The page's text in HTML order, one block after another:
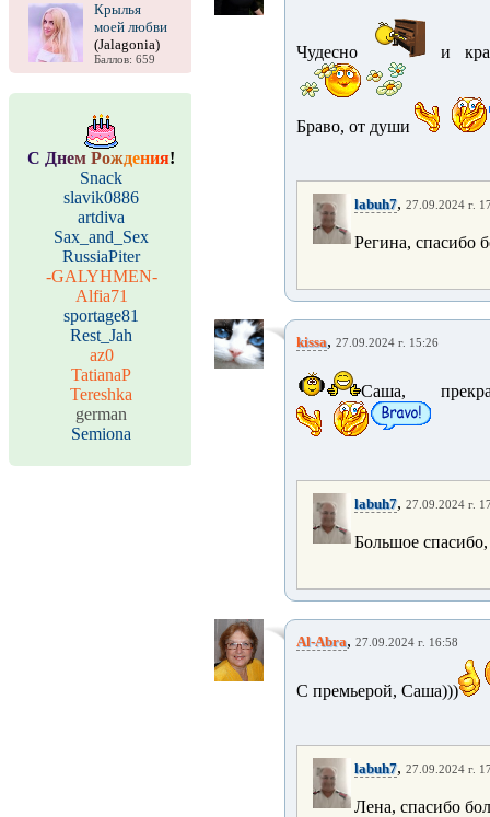
Крылья
моей любви
(Jalagonia)
Баллов: 659
С Днем Рождения!
Snack
slavik0886
artdiva
Sax_and_Sex
RussiaPiter
-GALYHMEN-
Alfia71
sportage81
Rest_Jah
az0
TatianaP
Tereshka
german
Semiona
Чудесно и
Браво, от души
labuh7, 27.09.2024 г.
Регина, спасибо
kissa, 27.09.2024 г. 15:26
Саша,
labuh7, 27.09.2024 г.
Большое
Al-Abra, 27.09.2024 г. 16:58
С премьерой, Саша)))
labuh7, 27.09.2024 г.
Лена, спасибо